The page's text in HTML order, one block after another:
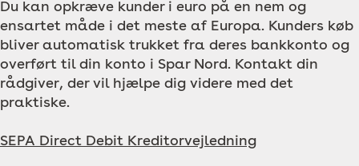
Du kan opkræve kunder i euro på en nem og
ensartet måde i det meste af Europa. Kunders køb
bliver automatisk trukket fra deres bankkonto og
overført til din konto i Spar Nord. Kontakt din
rådgiver, der vil hjælpe dig videre med det
praktiske.
SEPA Direct Debit Kreditorvejledning